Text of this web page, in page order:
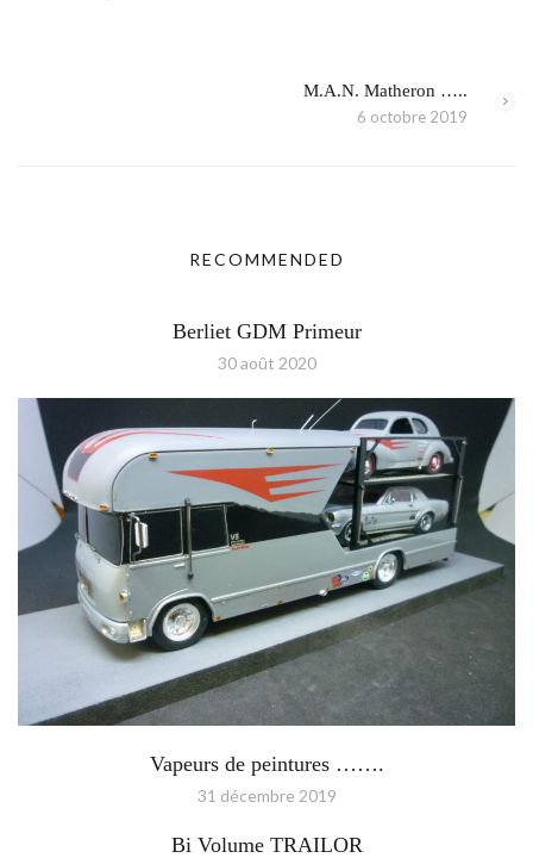
M.A.N. Matheron …..
6 octobre 2019
RECOMMENDED
Berliet GDM Primeur
30 août 2020
Vapeurs de peintures …….
31 décembre 2019
Bi Volume TRAILOR